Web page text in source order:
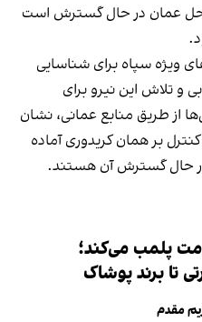
عمان در حال گسترش است
ویژه سپاه برای شناسایی
تلاش این نیرو برای
از طریق منابع عمانی، نشان
بر همان کریدوری آماده
حال گسترش آن هستند.
پلمب می‌کند؛
تا برند پوشاک
مقدم